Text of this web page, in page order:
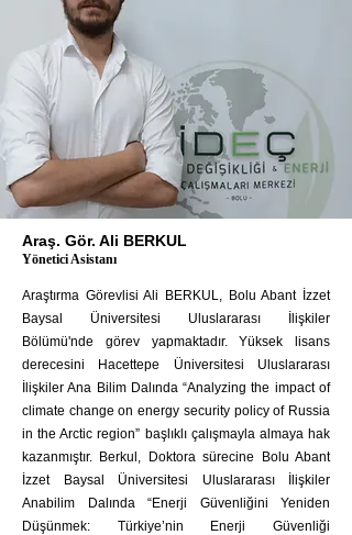
Araş. Gör. Ali BERKUL
Yönetici Asistanı
Araştırma Görevlisi Ali BERKUL, Bolu Abant İzzet
Baysal Üniversitesi Uluslararası İlişkiler
Bölümü'nde görev yapmaktadır. Yüksek lisans
derecesini Hacettepe Üniversitesi Uluslararası
İlişkiler Ana Bilim Dalında “Analyzing the impact of
climate change on energy security policy of Russia
in the Arctic region” başlıklı çalışmayla almaya hak
kazanmıştır. Berkul, Doktora sürecine Bolu Abant
İzzet Baysal Üniversitesi Uluslararası İlişkiler
Anabilim Dalında “Enerji Güvenliğini Yeniden
Düşünmek: Türkiye’nin Enerji Güvenliği